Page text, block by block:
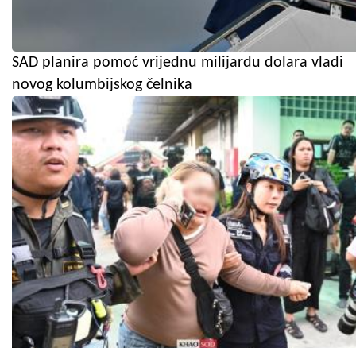
SAD planira pomoć vrijednu milijardu dolara vladi
novog kolumbijskog čelnika